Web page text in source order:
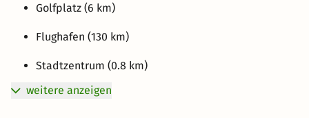
Golfplatz (6 km)
Flughafen (130 km)
Stadtzentrum (0.8 km)
weitere anzeigen